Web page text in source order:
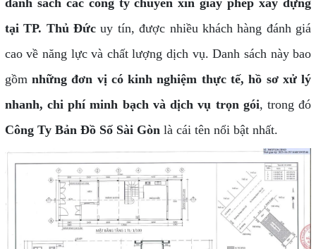
tại TP. Thủ Đứcuy tín, được nhiều khách hàng đánh giá
cao về năng lực và chất lượng dịch vụ. Danh sách này bao
gồmnhững đơn vị có kinh nghiệm thực tế, hồ sơ xử lý
nhanh, chi phí minh bạch và dịch vụ trọn gói, trong đó
Công Ty Bản Đồ Số Sài Gòn là cái tên nổi bật nhất.